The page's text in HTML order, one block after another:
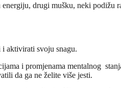
drugi mušku, neki
i aktivirati svoju snagu.
i promjenama mentalnog
da ga ne želite više jesti.